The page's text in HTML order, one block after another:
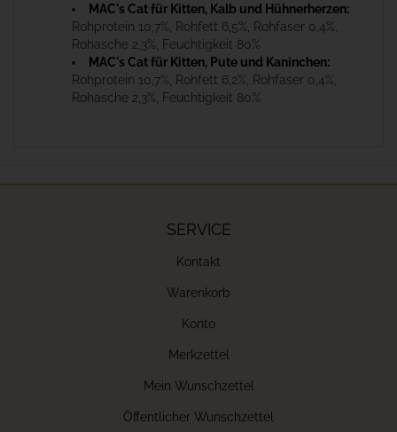
MAC's Cat für Kitten, Kalb und Hühnerherzen:
Rohprotein 10,7%, Rohfett 6,5%, Rohfaser 0,4%,
Rohasche 2,3%, Feuchtigkeit 80%
MAC's Cat für Kitten, Pute und Kaninchen:
Rohprotein 10,7%, Rohfett 6,2%, Rohfaser 0,4%,
Rohasche 2,3%, Feuchtigkeit 80%
SERVICE
Kontakt
Warenkorb
Konto
Merkzettel
Mein Wunschzettel
Öffentlicher Wunschzettel